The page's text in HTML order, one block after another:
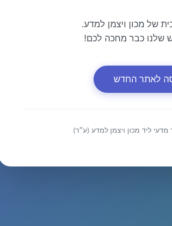
של מכון ויצמן למדע.
שלנו כבר מחכה לכם!
לאתר החדש
מדעי ליד מכון ויצמן למדע (ע״ר)